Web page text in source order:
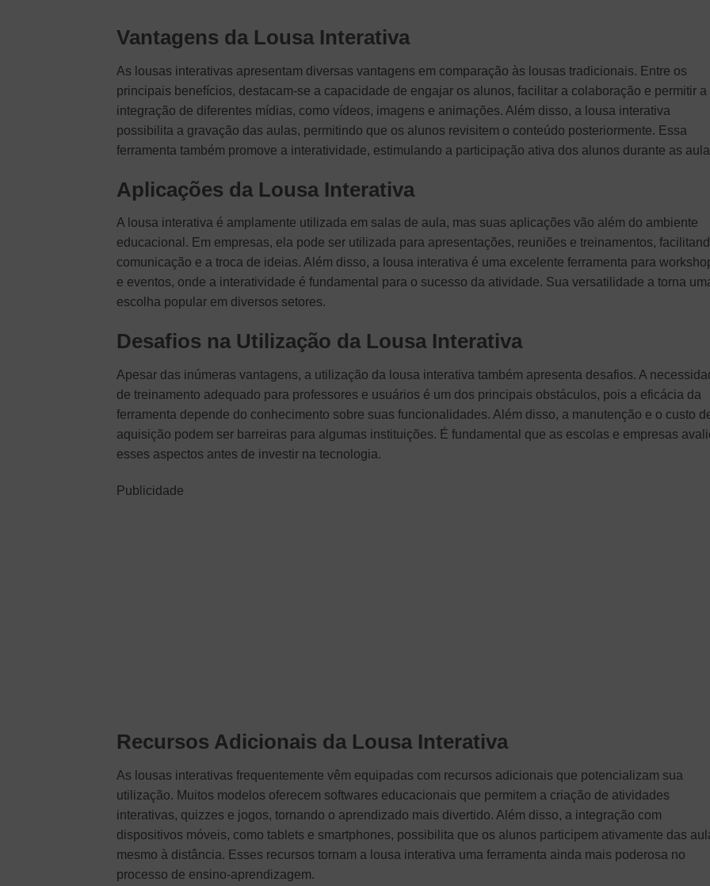
Vantagens da Lousa Interativa
As lousas interativas apresentam diversas vantagens em comparação às lousas tradicionais. Entre os
principais benefícios, destacam-se a capacidade de engajar os alunos, facilitar a colaboração e permitir a
integração de diferentes mídias, como vídeos, imagens e animações. Além disso, a lousa interativa
possibilita a gravação das aulas, permitindo que os alunos revisitem o conteúdo posteriormente. Essa
ferramenta também promove a interatividade, estimulando a participação ativa dos alunos durante as
Aplicações da Lousa Interativa
A lousa interativa é amplamente utilizada em salas de aula, mas suas aplicações vão além do ambiente
educacional. Em empresas, ela pode ser utilizada para apresentações, reuniões e treinamentos,
comunicação e a troca de ideias. Além disso, a lousa interativa é uma excelente ferramenta para
e eventos, onde a interatividade é fundamental para o sucesso da atividade. Sua versatilidade a torna
escolha popular em diversos setores.
Desafios na Utilização da Lousa Interativa
Apesar das inúmeras vantagens, a utilização da lousa interativa também apresenta desafios. A
de treinamento adequado para professores e usuários é um dos principais obstáculos, pois a eficácia da
ferramenta depende do conhecimento sobre suas funcionalidades. Além disso, a manutenção e o custo
aquisição podem ser barreiras para algumas instituições. É fundamental que as escolas e empresas
esses aspectos antes de investir na tecnologia.
Publicidade
Recursos Adicionais da Lousa Interativa
As lousas interativas frequentemente vêm equipadas com recursos adicionais que potencializam sua
utilização. Muitos modelos oferecem softwares educacionais que permitem a criação de atividades
interativas, quizzes e jogos, tornando o aprendizado mais divertido. Além disso, a integração com
dispositivos móveis, como tablets e smartphones, possibilita que os alunos participem ativamente das
mesmo à distância. Esses recursos tornam a lousa interativa uma ferramenta ainda mais poderosa no
processo de ensino-aprendizagem.